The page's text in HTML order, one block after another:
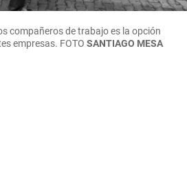
compañeros de trabajo es la opción
empresas. FOTO SANTIAGO MESA